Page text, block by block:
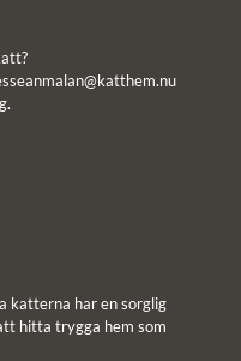
katterna har en sorglig
hitta trygga hem som